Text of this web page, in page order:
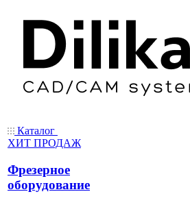
Каталог
ХИТ ПРОДАЖ
Фрезерное
оборудование